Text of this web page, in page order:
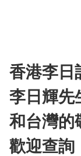
香港李日
李日輝先
和台灣的
歡迎查詢